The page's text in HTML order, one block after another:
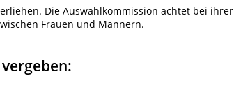
Die Auswahlkommission achtet bei ihrer
Frauen und Männern.